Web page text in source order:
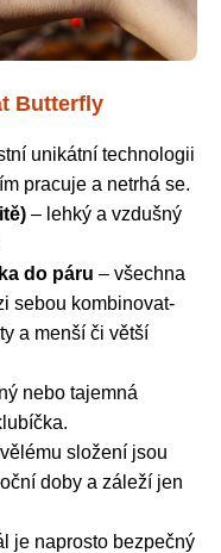
Butterfly
unikátní technologii
pracuje a netrhá se.
– lehký a vzdušný
do páru – všechna
sebou kombinovat-
a menší či větší
nebo tajemná
složení jsou
doby a záleží jen
je naprosto bezpečný